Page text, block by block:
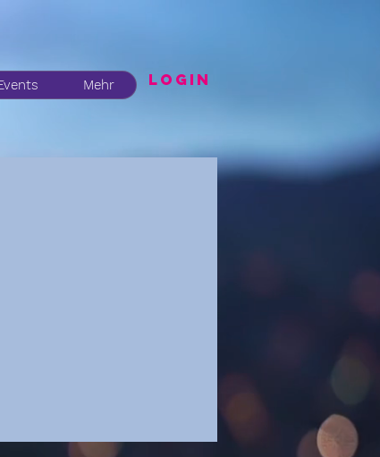
Mehr LogIN